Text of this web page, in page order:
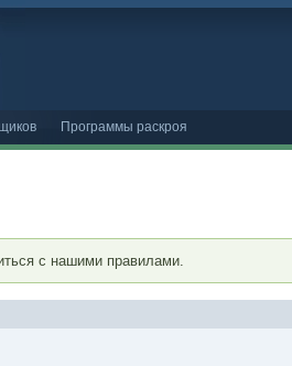
Программы раскроя
с нашими правилами.